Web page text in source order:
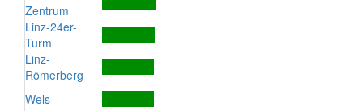
Zentrum
Linz-24er-
Turm
Linz-
Römerberg
Wels